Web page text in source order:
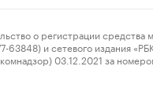
о регистрации средства
и сетевого издания
03.12.2021 за